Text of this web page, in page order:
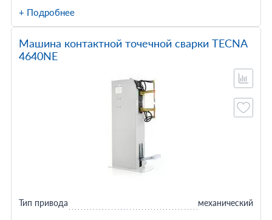
+ Подробнее
Машина контактной точечной сварки TECNA
4640NE
Тип привода механический